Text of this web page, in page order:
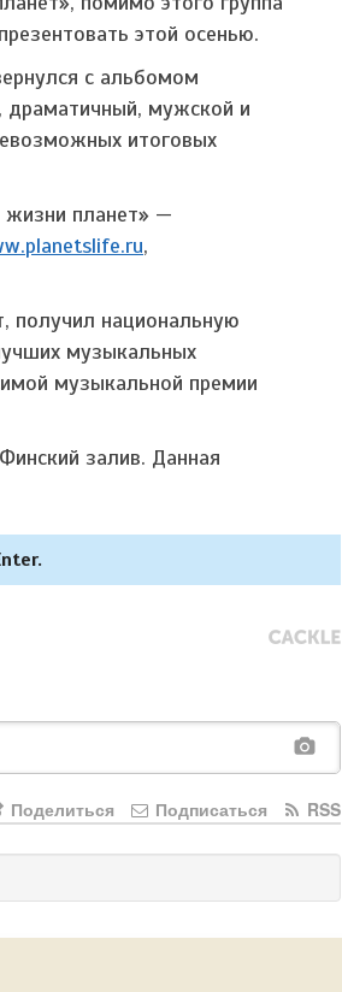
этой осенью.
с альбомом
драматичный, мужской и
итоговых
жизни планет» —
,
получил национальную
музыкальных
музыкальной премии
залив. Данная
RSS
Подписаться
Поделиться